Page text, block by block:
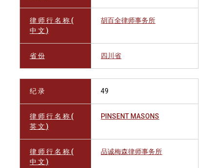
律 师 行 名 称 (
中 文 )
胡百全律师事务所
省 份 四川省
纪 录 49
律 师 行 名 称 (
英 文 )
PINSENT MASONS
律 师 行 名 称 (
中 文 )
品诚梅森律师事务所